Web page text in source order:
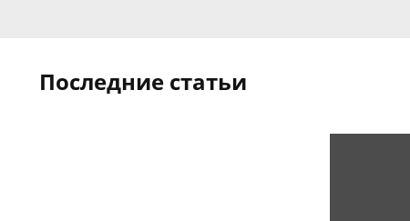
Последние статьи